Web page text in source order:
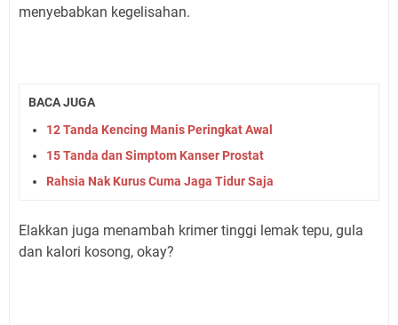
menyebabkan kegelisahan.
BACA JUGA
12 Tanda Kencing Manis Peringkat Awal
15 Tanda dan Simptom Kanser Prostat
Rahsia Nak Kurus Cuma Jaga Tidur Saja
Elakkan juga menambah krimer tinggi lemak tepu, gula
dan kalori kosong, okay?